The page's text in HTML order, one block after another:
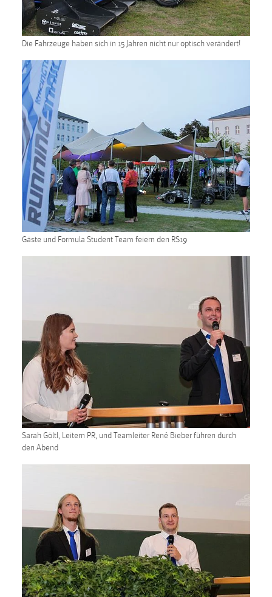
Die Fahrzeuge haben sich in 15 Jahren nicht nur optisch verändert!
Gäste und Formula Student Team feiern den RS19
Sarah Göltl, Leitern PR, und Teamleiter René Bieber führen durch
den Abend
EXTERNE MEDIEN
Um Inhalte von Videoplattformen und Social Media
Plattformen anzeigen zu können, werden von diesen
YouTube
Vimeo